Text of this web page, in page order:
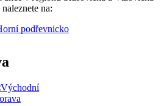
naleznete na: